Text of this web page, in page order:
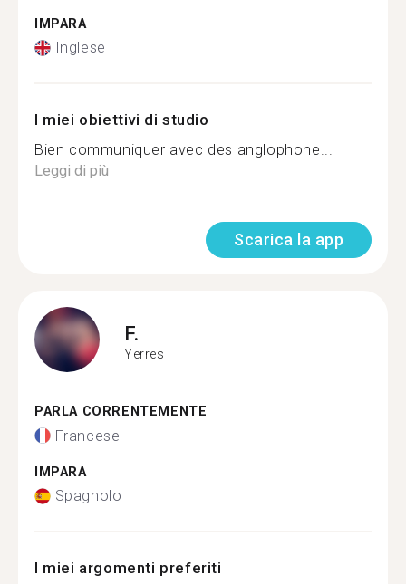
IMPARA
Inglese
I miei obiettivi di studio
Bien communiquer avec des anglophone...
Leggi di più
Scarica la app
F.
Yerres
PARLA CORRENTEMENTE
Francese
IMPARA
Spagnolo
I miei argomenti preferiti